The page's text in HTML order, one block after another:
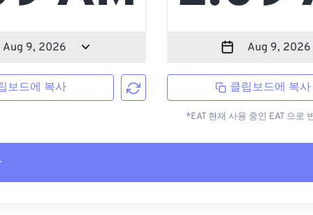
보드에 복사 클립보드에 복사
*EAT 현재 사용 중인 EAT 으로